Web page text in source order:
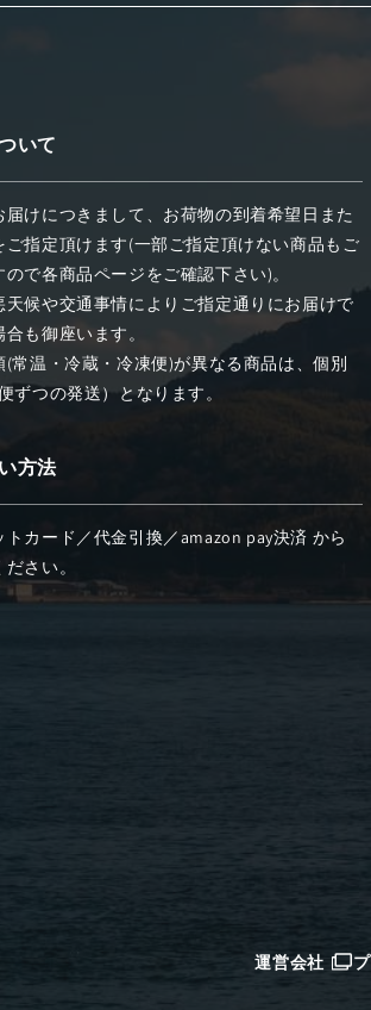
いて
届けにつきまして、お荷物の到着希望日また
ご指定頂けます(一部ご指定頂けない商品もご
ので各商品ページをご確認下さい)。
天候や交通事情によりご指定通りにお届けで
も御座います。
(常温・冷蔵・冷凍便)が異なる商品は、個別
ずつの発送）となります。
方法
トカード／代金引換／amazon pay決済 から
さい。
運営会社